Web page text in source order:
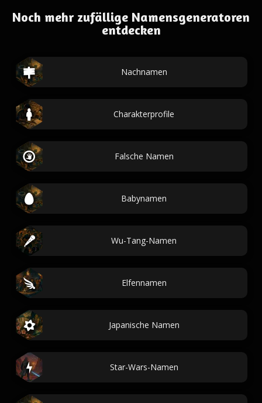
Noch mehr zufällige Namensgeneratoren
entdecken
Nachnamen
Charakterprofile
Falsche Namen
Babynamen
Wu-Tang-Namen
Elfennamen
Japanische Namen
Star-Wars-Namen